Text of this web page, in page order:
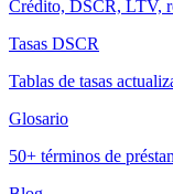
Crédito, DSCR, LTV,
Tasas DSCR
Tablas de tasas
Glosario
50+ términos de